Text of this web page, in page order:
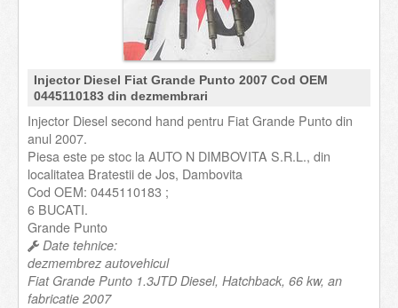
Injector Diesel Fiat Grande Punto 2007 Cod OEM
0445110183 din dezmembrari
Injector Diesel second hand pentru Fiat Grande Punto din
anul 2007.
Piesa este pe stoc la AUTO N DIMBOVITA S.R.L., din
localitatea Bratestii de Jos, Dambovita
Cod OEM: 0445110183 ;
6 BUCATI.
Grande Punto
Date tehnice:
dezmembrez autovehicul
Fiat Grande Punto 1.3JTD Diesel, Hatchback, 66 kw, an
fabricatie 2007